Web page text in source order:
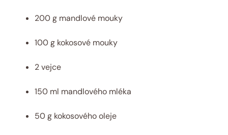
200 g mandlové mouky
100 g kokosové mouky
2 vejce
150 ml mandlového mléka
50 g kokosového oleje